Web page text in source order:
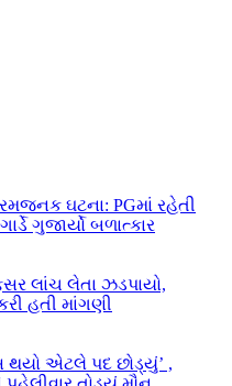
ઘટના: PGમાં રહેતી
ગુજાર્યો બળાત્કાર
લાંચ લેતા ઝડપાયો,
હતી માંગણી
થયો એટલે પદ છોડ્યું’ ,